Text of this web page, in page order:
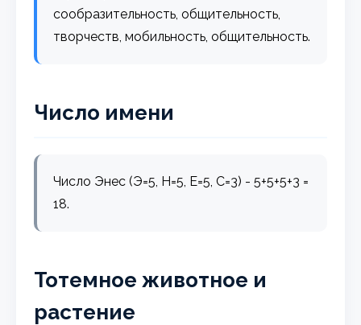
сообразительность, общительность,
творчеств, мобильность, общительность.
Число имени
Число Энес (Э=5, Н=5, Е=5, С=3) - 5+5+5+3 =
18.
Тотемное животное и
растение